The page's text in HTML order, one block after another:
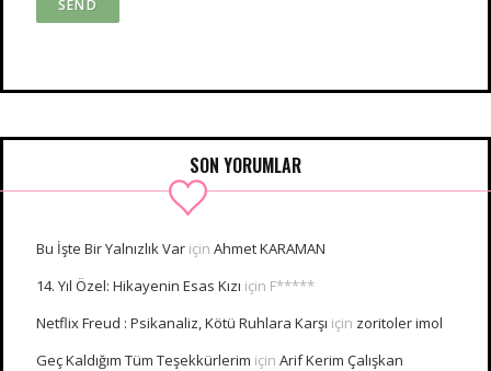
SON YORUMLAR
Bu İşte Bir Yalnızlık Var için Ahmet KARAMAN
14. Yıl Özel: Hikayenin Esas Kızı için F*****
Netflix Freud : Psikanaliz, Kötü Ruhlara Karşı için zoritoler imol
Geç Kaldığım Tüm Teşekkürlerim için Arif Kerim Çalışkan